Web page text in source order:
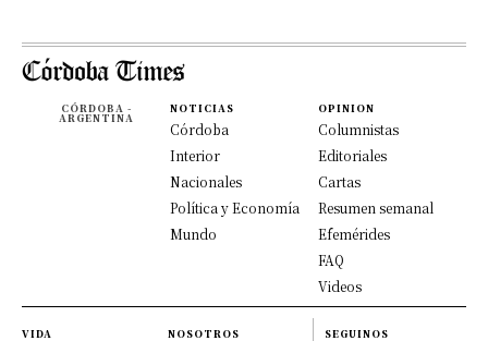
CÓRDOBA -
ARGENTINA
NOTICIAS
Córdoba
Interior
Nacionales
Política y Economía
Mundo
OPINION
Columnistas
Editoriales
Cartas
Resumen semanal
Efemérides
FAQ
Videos
VIDA NOSOTROS SEGUINOS